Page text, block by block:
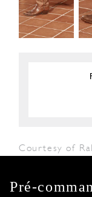
Courtesy of
Pré-